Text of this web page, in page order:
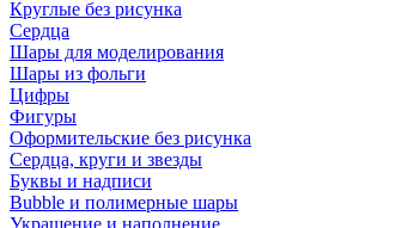
Круглые без рисунка
Сердца
Шары для моделирования
Шары из фольги
Цифры
Фигуры
Оформительские без рисунка
Сердца, круги и звезды
Буквы и надписи
Bubble и полимерные шары
Украшение и наполнение